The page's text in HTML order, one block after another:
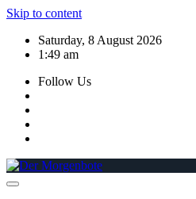
Skip to content
Saturday, 8 August 2026
1:49 am
Follow Us